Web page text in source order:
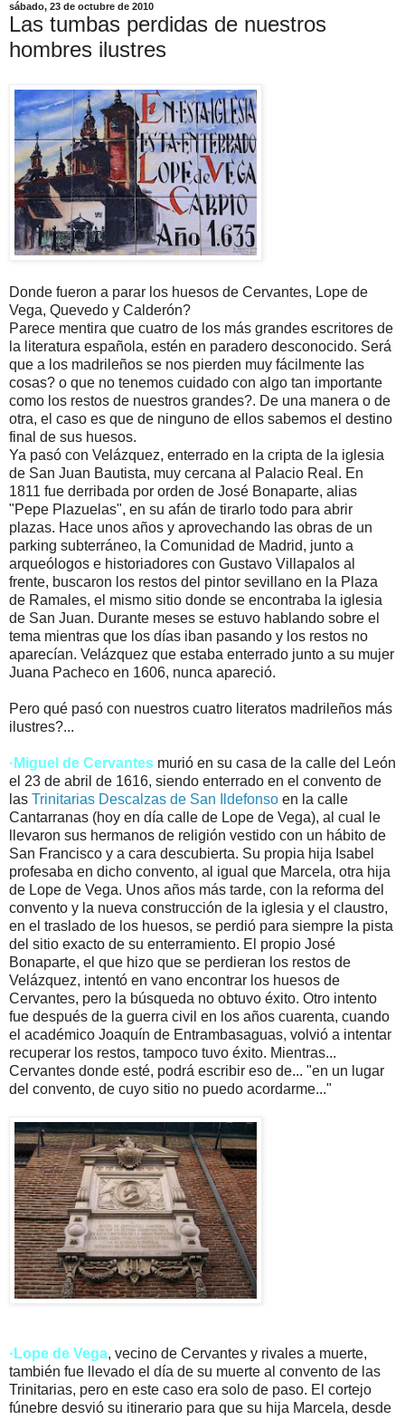
sábado, 23 de octubre de 2010
Las tumbas perdidas de nuestros
hombres ilustres
Donde fueron a parar los huesos de Cervantes, Lope de
Vega, Quevedo y Calderón?
Parece mentira que cuatro de los más grandes escritores de
la literatura española, estén en paradero desconocido. Será
que a los madrileños se nos pierden muy fácilmente las
cosas? o que no tenemos cuidado con algo tan importante
como los restos de nuestros grandes?. De una manera o de
otra, el caso es que de ninguno de ellos sabemos el destino
final de sus huesos.
Ya pasó con Velázquez, enterrado en la cripta de la iglesia
de San Juan Bautista, muy cercana al Palacio Real. En
1811 fue derribada por orden de José Bonaparte, alias
"Pepe Plazuelas", en su afán de tirarlo todo para abrir
plazas. Hace unos años y aprovechando las obras de un
parking subterráneo, la Comunidad de Madrid, junto a
arqueólogos e historiadores con Gustavo Villapalos al
frente, buscaron los restos del pintor sevillano en la Plaza
de Ramales, el mismo sitio donde se encontraba la iglesia
de San Juan. Durante meses se estuvo hablando sobre el
tema mientras que los días iban pasando y los restos no
aparecían. Velázquez que estaba enterrado junto a su mujer
Juana Pacheco en 1606, nunca apareció.
Pero qué pasó con nuestros cuatro literatos madrileños más
ilustres?...
·Miguel de Cervantes murió en su casa de la calle del León
el 23 de abril de 1616, siendo enterrado en el convento de
las Trinitarias Descalzas de San Ildefonso en la calle
Cantarranas (hoy en día calle de Lope de Vega), al cual le
llevaron sus hermanos de religión vestido con un hábito de
San Francisco y a cara descubierta. Su propia hija Isabel
profesaba en dicho convento, al igual que Marcela, otra hija
de Lope de Vega. Unos años más tarde, con la reforma del
convento y la nueva construcción de la iglesia y el claustro,
en el traslado de los huesos, se perdió para siempre la pista
del sitio exacto de su enterramiento. El propio José
Bonaparte, el que hizo que se perdieran los restos de
Velázquez, intentó en vano encontrar los huesos de
Cervantes, pero la búsqueda no obtuvo éxito. Otro intento
fue después de la guerra civil en los años cuarenta, cuando
el académico Joaquín de Entrambasaguas, volvió a intentar
recuperar los restos, tampoco tuvo éxito. Mientras...
Cervantes donde esté, podrá escribir eso de... "en un lugar
del convento, de cuyo sitio no puedo acordarme..."
·Lope de Vega, vecino de Cervantes y rivales a muerte,
también fue llevado el día de su muerte al convento de las
Trinitarias, pero en este caso era solo de paso. El cortejo
fúnebre desvió su itinerario para que su hija Marcela, desde